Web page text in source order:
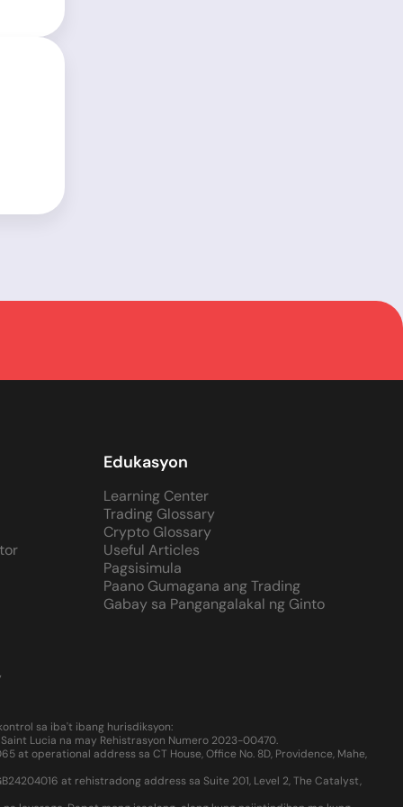
Edukasyon
Learning Center
Trading Glossary
Crypto Glossary
Useful Articles
Pagsisimula
Paano Gumagana ang Trading
Gabay sa Pangangalakal ng Ginto
sa iba't ibang hurisdiksyon:
Lucia na may Rehistrasyon Numero 2023-00470.
at operational address sa CT House, Office No. 8D, Providence, Mahe,
at rehistradong address sa Suite 201, Level 2, The Catalyst,